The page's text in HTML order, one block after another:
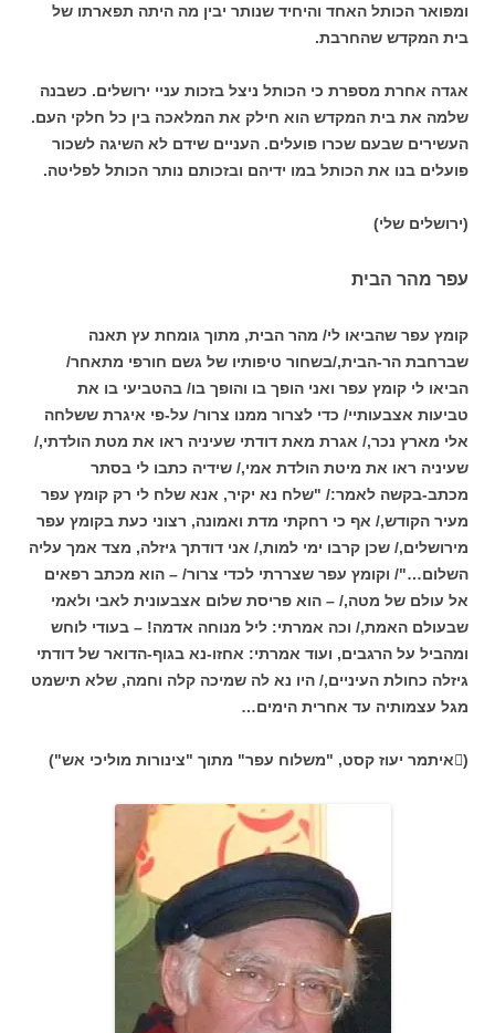
ומפואר הכותל האחד והיחיד שנותר יבין מה היתה תפארתו של
בית המקדש שהחרבת.
אגדה אחרת מספרת כי הכותל ניצל בזכות עניי ירושלים. כשבנה
שלמה את בית המקדש הוא חילק את המלאכה בין כל חלקי העם.
העשירים שבעם שכרו פועלים. העניים שידם לא השיגה לשכור
פועלים בנו את הכותל במו ידיהם ובזכותם נותר הכותל לפליטה.
(ירושלים שלי)
עפר מהר הבית
קומץ עפר שהביאו לי/ מהר הבית, מתוך גומחת עץ תאנה
שברחבת הר-הבית,/בשחור טיפותיו של גשם חורפי מתאחר/
הביאו לי קומץ עפר ואני הופך בו והופך בו/ בהטביעי בו את
טביעות אצבעותיי/ כדי לצרור ממנו צרור/ על-פי איגרת ששלחה
אלי מארץ נכר,/ אגרת מאת דודתי שעיניה ראו את מטת הולדתי,/
שעיניה ראו את מיטת הולדת אמי,/ שידיה כתבו לי בסתר
מכתב-בקשה לאמר:/ "שלח נא יקיר, אנא שלח לי רק קומץ עפר
מעיר הקודש,/ אף כי רחקתי מדת ואמונה, רצוני כעת בקומץ עפר
מירושלים,/ שכן קרבו ימי למות,/ אני דודתך גיזלה, מצד אמך עליה
השלום…"/ וקומץ עפר שצררתי לכדי צרור/ – הוא מכתב רפאים
אל עולם של מטה,/ – הוא פריסת שלום אצבעונית לאבי ולאמי
שבעולם האמת,/ וכה אמרתי: ליל מנוחה אדמה! – בעודי לוחש
ומהביל על הרגבים, ועוד אמרתי: אחזו-נא בגוף-הדואר של דודתי
גיזלה כחולת העיניים,/ היו נא לה שמיכה קלה וחמה, שלא תישמט
מגל עצמותיה עד אחרית הימים…
(איתמר יעוז קסט, "משלוח עפר" מתוך "צינורות מוליכי אש")